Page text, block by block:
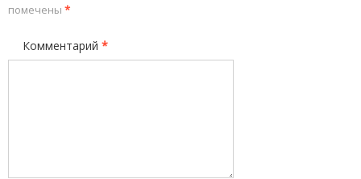
помечены *
Комментарий*